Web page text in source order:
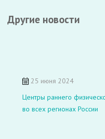
Другие новости
25 июня 2024
Центры раннего
во всех регионах России